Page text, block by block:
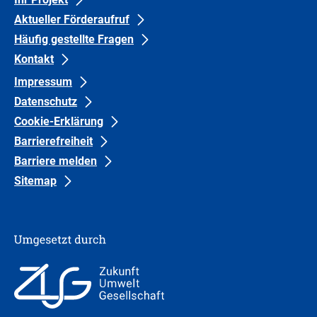
Gruppe
1
Aktueller Förderaufruf
Häufig gestellte Fragen
Kontakt
Gruppe
0
Impressum
Datenschutz
Cookie-Erklärung
Barrierefreiheit
Barriere melden
Sitemap